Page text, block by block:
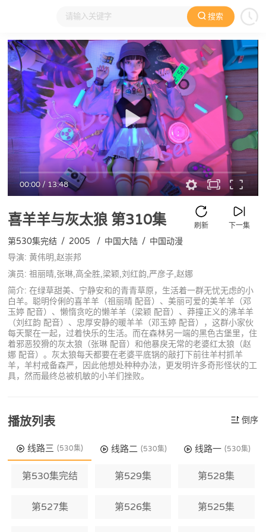
搜索
大家在看 日本动漫 国产动漫 欧美动漫 动漫电影
00:00/13:48
喜羊羊与灰太狼第310集 下一集
刷新
第530集完结 / 2005 / 中国大陆 / 中国动漫
导演: 黄伟明,赵崇邦
演员: 祖丽晴,张琳,高全胜,梁颖,刘红韵,严彦子,赵娜
简介: 在绿草甜美、宁静安和的青青草原，生活着一群无忧无虑的小
白羊。聪明伶俐的喜羊羊（祖丽晴 配音）、美丽可爱的美羊羊（邓
玉婷 配音）、懒惰贪吃的懒羊羊（梁颖 配音）、莽撞正义的沸羊羊
（刘红韵 配音）、忠厚安静的暖羊羊（邓玉婷 配音），这群小家伙
每天聚在一起，过着快乐的生活。而在森林另一端的黑色古堡里，住
着邪恶狡猾的灰太狼（张琳 配音）和他暴戾无常的老婆红太狼（赵
娜 配音）。灰太狼每天都要在老婆平底锅的敲打下前往羊村抓羊
羊，羊村戒备森严，因此他想处种种办法，更发明许多奇形怪状的工
具，然而最终总被机敏的小羊们挫败。
播放列表 倒序
线路三 (530集) 线路二 (530集) 线路一 (530集)
第530集完结 第529集 第528集
第527集 第526集 第525集